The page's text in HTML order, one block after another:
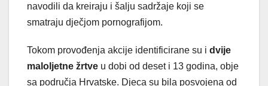
navodili da kreiraju i šalju sadržaje koji se
smatraju dječjom pornografijom.
Tokom provođenja akcije identificirane su i dvije
maloljetne žrtve u dobi od deset i 13 godina, obje
sa područja Hrvatske. Djeca su bila posvojena od